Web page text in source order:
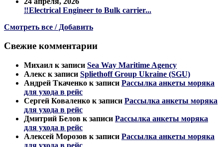
‼️Electrical Engineer to Bulk carrier...
Смотреть все / Добавить
Свежие комментарии
Михаил к записи Sea Way Maritime Agency
Алекс к записи Spliethoff Group Ukraine (SGU)
Андрей Ткаченко к записи Рассылка анкеты моряка
для ухода в рейс
Сергей Коваленко к записи Рассылка анкеты моряка
для ухода в рейс
Дмитрий Белов к записи Рассылка анкеты моряка
для ухода в рейс
Алексей Морозов к записи Рассылка анкеты моряка